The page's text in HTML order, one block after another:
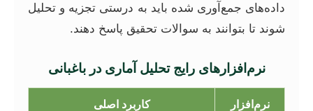
داده‌های جمع‌آوری شده باید به درستی تجزیه و تحلیل
شوند تا بتوانند به سوالات تحقیق پاسخ دهند.
نرم‌افزارهای رایج تحلیل آماری در باغبانی
نرم‌افزار کاربرد اصلی